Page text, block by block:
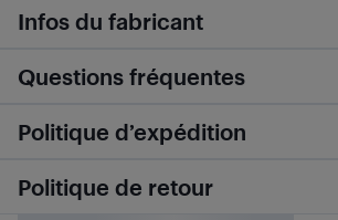
Infos du fabricant
Questions fréquentes
Politique d’expédition
Politique de retour